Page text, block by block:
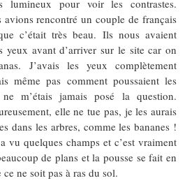
lumineux pour voir les contrastes.
rencontré un couple de français
c’était très beau. Ils nous avaient
avant d’arriver sur le site car on
J’avais les yeux complètement
même pas comment poussaient les
m’étais jamais posé la question.
elle ne tue pas, je les aurais
dans les arbres, comme les bananes !
vu quelques champs et c’est vraiment
de plans et la pousse se fait en
ce ne soit pas à ras du sol.